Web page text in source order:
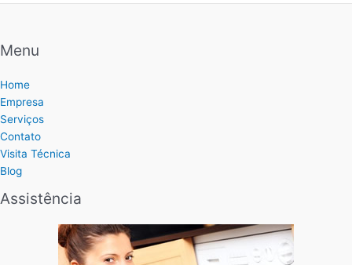
Menu
Home
Empresa
Serviços
Contato
Visita Técnica
Blog
Assistência